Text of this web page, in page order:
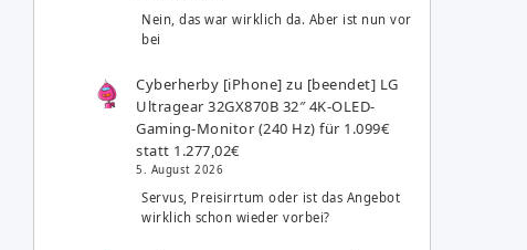
Nein, das war wirklich da. Aber ist nun vor
bei
Cyberherby [iPhone] zu [beendet] LG
Ultragear 32GX870B 32″ 4K-OLED-
Gaming-Monitor (240 Hz) für 1.099€
statt 1.277,02€
5. August 2026
Servus, Preisirrtum oder ist das Angebot
wirklich schon wieder vorbei?